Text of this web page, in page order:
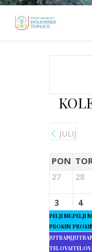
JULIJ
PON
27 28
3
PELJI ME,
PROSIM
JUTRANJA
TELOVADBA
4
PELJI